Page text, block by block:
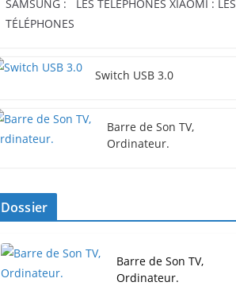
SAMSUNG : LES TÉLÉPHONES XIAOMI : LES
TÉLÉPHONES
Switch USB 3.0
Barre de Son TV,
Ordinateur.
Dossier
Barre de Son TV,
Ordinateur.